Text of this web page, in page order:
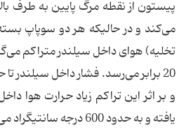
پیستون از نقطه مرگ پایین به طرف
می‌کند و در حالیکه هر دو سوپاپ
و بر اثر این تراکم زیاد حرارت هوا
یافته و به حدود 600 درجه سانتیگراد می‌رسد.